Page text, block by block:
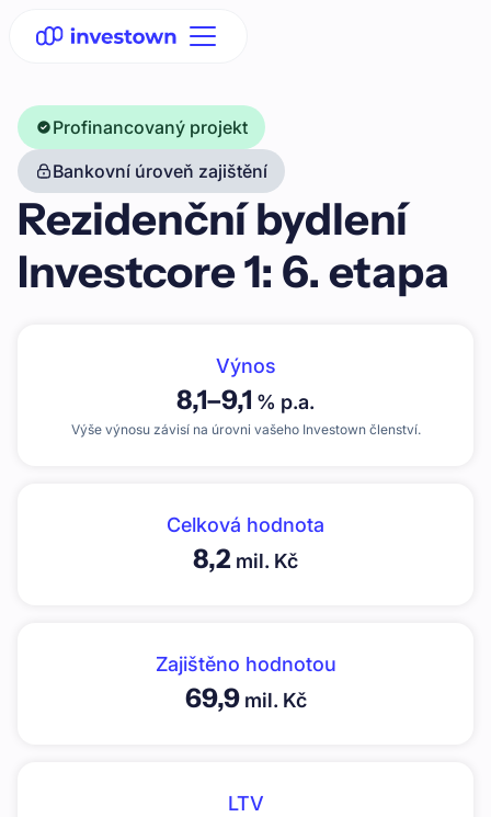
Profinancovaný projekt
Bankovní úroveň zajištění
Rezidenční bydlení
Investcore 1: 6. etapa
Výnos
8,1–9,1 % p.a.
Výše výnosu závisí na úrovni vašeho Investown členství.
Celková hodnota
8,2 mil. Kč
Zajištěno hodnotou
69,9mil. Kč
LTV